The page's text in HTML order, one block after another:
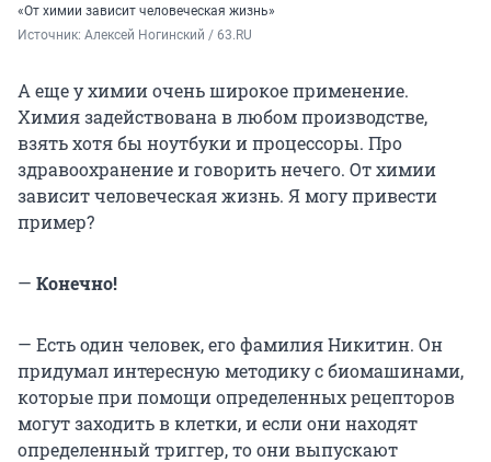
«От химии зависит человеческая жизнь»
Источник: Алексей Ногинский / 63.RU
А еще у химии очень широкое применение.
Химия задействована в любом производстве,
взять хотя бы ноутбуки и процессоры. Про
здравоохранение и говорить нечего. От химии
зависит человеческая жизнь. Я могу привести
пример?
— Конечно!
— Есть один человек, его фамилия Никитин. Он
придумал интересную методику с биомашинами,
которые при помощи определенных рецепторов
могут заходить в клетки, и если они находят
определенный триггер, то они выпускают